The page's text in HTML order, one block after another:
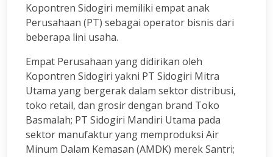
Kopontren Sidogiri memiliki empat anak
Perusahaan (PT) sebagai operator bisnis dari
beberapa lini usaha.
Empat Perusahaan yang didirikan oleh
Kopontren Sidogiri yakni PT Sidogiri Mitra
Utama yang bergerak dalam sektor distribusi,
toko retail, dan grosir dengan brand Toko
Basmalah; PT Sidogiri Mandiri Utama pada
sektor manufaktur yang memproduksi Air
Minum Dalam Kemasan (AMDK) merek Santri;